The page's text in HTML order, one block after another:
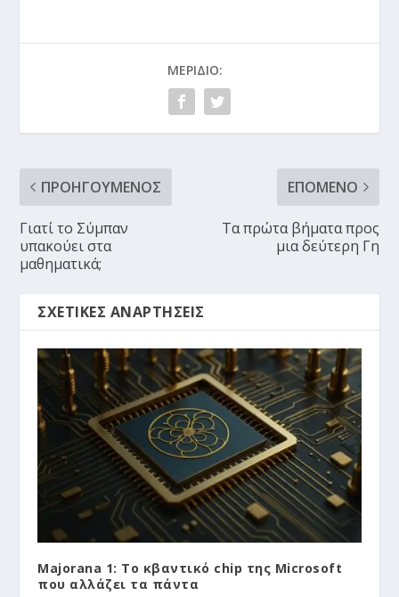
ΜΕΡΊΔΙΟ:
ΠΡΟΗΓΟΎΜΕΝΟΣ
Γιατί το Σύμπαν
υπακούει στα
μαθηματικά;
ΕΠΌΜΕΝΟ
Τα πρώτα βήματα προς
μια δεύτερη Γη
ΣΧΕΤΙΚΈΣ ΑΝΑΡΤΉΣΕΙΣ
Majorana 1: Το κβαντικό chip της Microsoft
που αλλάζει τα πάντα